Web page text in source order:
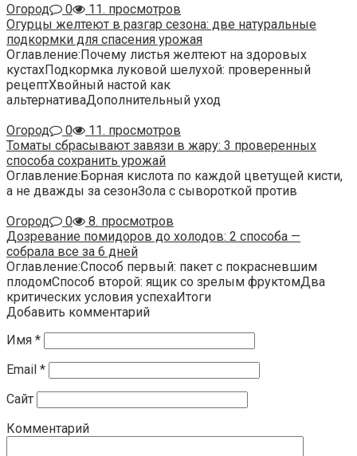
Огород
0
11. просмотров
Огурцы желтеют в разгар сезона: две натуральные
подкормки для спасения урожая
Оглавление:Почему листья желтеют на здоровых
кустахПодкормка луковой шелухой: проверенный
рецептХвойный настой как
альтернативаДополнительный уход
Огород
0
11. просмотров
Томаты сбрасывают завязи в жару: 3 проверенных
способа сохранить урожай
Оглавление:Борная кислота по каждой цветущей кисти,
а не дважды за сезонЗола с сывороткой против
Огород
0
8. просмотров
Дозревание помидоров до холодов: 2 способа —
собрала все за 6 дней
Оглавление:Способ первый: пакет с покрасневшим
плодомСпособ второй: ящик со зрелым фруктомДва
критических условия успехаИтоги
Добавить комментарий
Имя *
Email *
Сайт
Комментарий